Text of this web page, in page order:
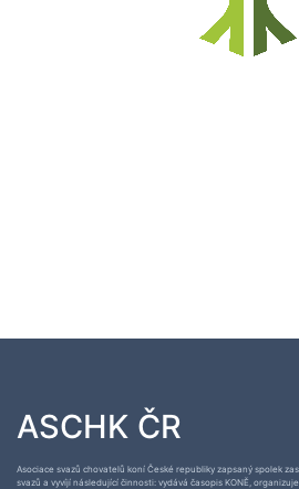
ASCHK ČR
Asociace svazů chovatelů koní České republiky zapsaný spolek
svazů a vyvíjí následující činnosti: vydává časopis KONĚ,